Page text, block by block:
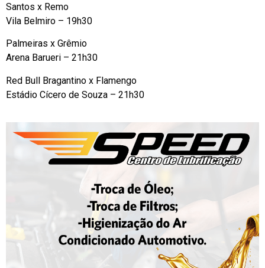
Santos x Remo
Vila Belmiro – 19h30
Palmeiras x Grêmio
Arena Barueri – 21h30
Red Bull Bragantino x Flamengo
Estádio Cícero de Souza – 21h30